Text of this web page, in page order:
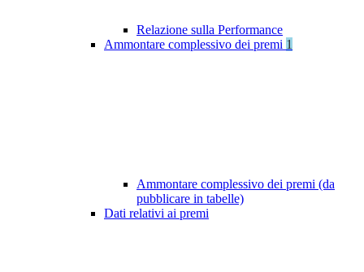
Relazione sulla Performance
Ammontare complessivo dei premi 1
Ammontare complessivo dei premi (da
pubblicare in tabelle)
Dati relativi ai premi